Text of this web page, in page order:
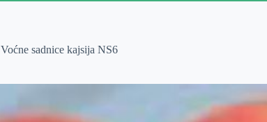
Voćne sadnice kajsija NS6